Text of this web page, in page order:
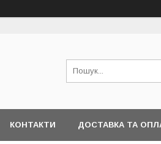
КОНТАКТИ ДОСТАВКА ТА